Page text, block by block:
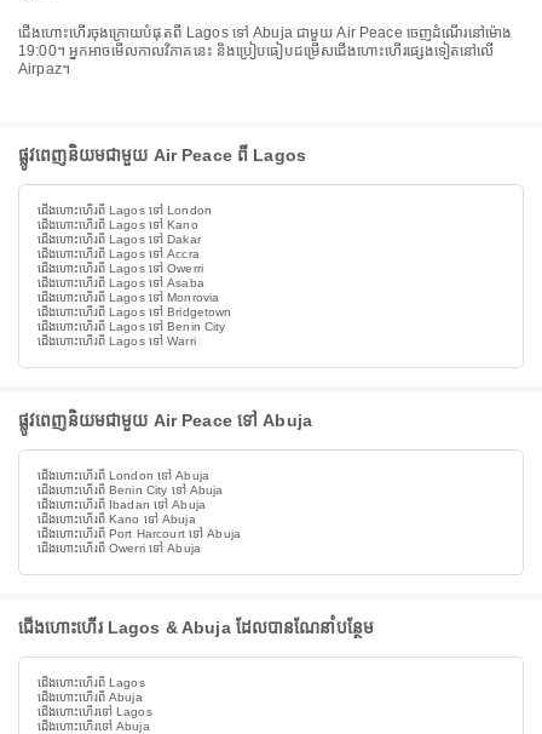
ជើងហោះហើរចុងក្រោយបំផុតពី Lagos ទៅ Abuja ជាមួយ Air Peace ចេញដំណើរនៅម៉ោង
19:00។ អ្នកអាចមើលកាលវិភាគនេះ និងប្រៀបធៀបជម្រើសជើងហោះហើរផ្សេងទៀតនៅលើ
Airpaz។
ផ្លូវពេញនិយមជាមួយ Air Peace ពី Lagos
ជើងហោះហើរពី Lagos ទៅ London
ជើងហោះហើរពី Lagos ទៅ Kano
ជើងហោះហើរពី Lagos ទៅ Dakar
ជើងហោះហើរពី Lagos ទៅ Accra
ជើងហោះហើរពី Lagos ទៅ Owerri
ជើងហោះហើរពី Lagos ទៅ Asaba
ជើងហោះហើរពី Lagos ទៅ Monrovia
ជើងហោះហើរពី Lagos ទៅ Bridgetown
ជើងហោះហើរពី Lagos ទៅ Benin City
ជើងហោះហើរពី Lagos ទៅ Warri
ផ្លូវពេញនិយមជាមួយ Air Peace ទៅ Abuja
ជើងហោះហើរពី London ទៅ Abuja
ជើងហោះហើរពី Benin City ទៅ Abuja
ជើងហោះហើរពី Ibadan ទៅ Abuja
ជើងហោះហើរពី Kano ទៅ Abuja
ជើងហោះហើរពី Port Harcourt ទៅ Abuja
ជើងហោះហើរពី Owerri ទៅ Abuja
ជើងហោះហើរ Lagos & Abuja ដែលបានណែនាំបន្ថែម
ជើងហោះហើរពី Lagos
ជើងហោះហើរពី Abuja
ជើងហោះហើរទៅ Lagos
ជើងហោះហើរទៅ Abuja